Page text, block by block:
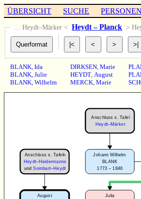
ÜBERSICHT SUCHE PERSONEN
… Heydt–Märker < Heydt – Planck >
BLANK,Ida
BLANK,Julie
BLANK,Wilhelm
DIRKSEN, Marie
HEYDT, August
MERCK, Marie
Johann Wilhelm
BLANK
1773 – 1846
Julia
August
Anschluss s. Tafeln
Heydt–Heidermanns
undSombart–Heydt
Anschluss s. Tafel
Heydt–Märker